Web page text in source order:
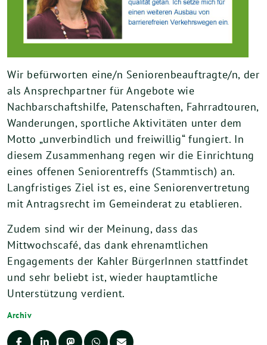
Wir befürworten eine/n Seniorenbeauftragte/n, der
als Ansprechpartner für Angebote wie
Nachbarschaftshilfe, Patenschaften, Fahrradtouren,
Wanderungen, sportliche Aktivitäten unter dem
Motto „unverbindlich und freiwillig“ fungiert. In
diesem Zusammenhang regen wir die Einrichtung
eines offenen Seniorentreffs (Stammtisch) an.
Langfristiges Ziel ist es, eine Seniorenvertretung
mit Antragsrecht im Gemeinderat zu etablieren.
Zudem sind wir der Meinung, dass das
Mittwochscafé, das dank ehrenamtlichen
Engagements der Kahler BürgerInnen stattfindet
und sehr beliebt ist, wieder hauptamtliche
Unterstützung verdient.
Archiv